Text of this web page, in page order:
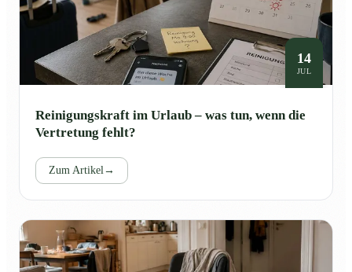
14
JUL
Reinigungskraft im Urlaub – was tun, wenn die
Vertretung fehlt?
Zum Artikel→